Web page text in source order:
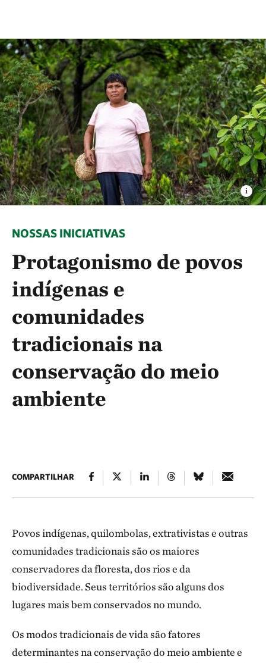
NOSSAS INICIATIVAS
Protagonismo de povos
indígenas e
comunidades
tradicionais na
conservação do meio
ambiente
COMPARTILHAR
Povos indígenas, quilombolas, extrativistas e outras
comunidades tradicionais são os maiores
conservadores da floresta, dos rios e da
biodiversidade. Seus territórios são alguns dos
lugares mais bem conservados no mundo.
Os modos tradicionais de vida são fatores
determinantes na conservação do meio ambiente e